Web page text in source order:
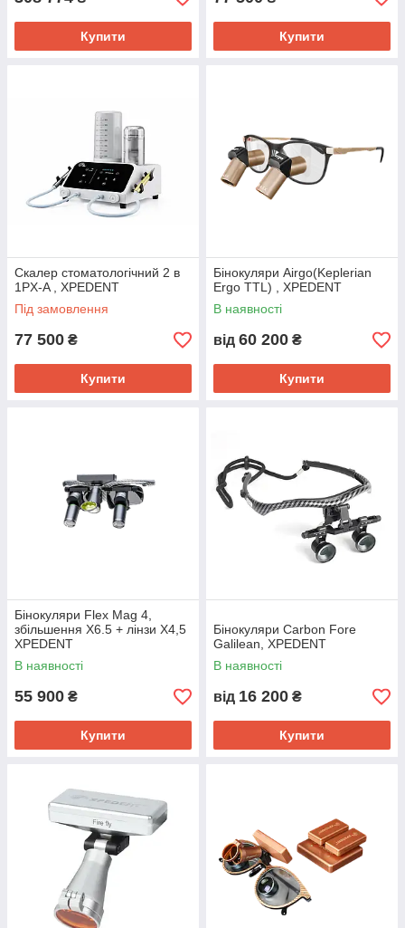
Купити Купити
Скалер стоматологічний 2 в
1PX-A , XPEDENT
Під замовлення
77 500 ₴
Купити
Бінокуляри Airgo(Keplerian
Ergo TTL) , XPEDENT
В наявності
від 60 200 ₴
Купити
Бінокуляри Flex Mag 4,
збільшення X6.5 + лінзи X4,5
XPEDENT
В наявності
55 900 ₴
Купити
Бінокуляри Carbon Fore
Galilean, XPEDENT
В наявності
від 16 200 ₴
Купити